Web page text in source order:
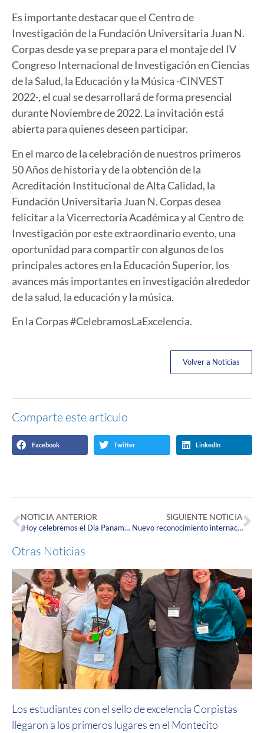
Es importante destacar que el Centro de
Investigación de la Fundación Universitaria Juan N.
Corpas desde ya se prepara para el montaje del IV
Congreso Internacional de Investigación en Ciencias
de la Salud, la Educación y la Música -CINVEST
2022-, el cual se desarrollará de forma presencial
durante Noviembre de 2022. La invitación está
abierta para quienes deseen participar.
En el marco de la celebración de nuestros primeros
50 Años de historia y de la obtención de la
Acreditación Institucional de Alta Calidad, la
Fundación Universitaria Juan N. Corpas desea
felicitar a la Vicerrectoría Académica y al Centro de
Investigación por este extraordinario evento, una
oportunidad para compartir con algunos de los
principales actores en la Educación Superior, los
avances más importantes en investigación alrededor
de la salud, la educación y la música.
En la Corpas #CelebramosLaExcelencia.
Volver a Noticias
Comparte este artículo
Facebook Twitter LinkedIn
NOTICIA ANTERIOR
¡Hoy celebremos el Día Panamericano del Médico!
SIGUIENTE NOTICIA
Nuevo reconocimiento internacional para el Observatorio Interuniversitario de Salud Pública (OISP) de la Corpas.
Otras Noticias
Los estudiantes con el sello de excelencia Corpistas
llegaron a los primeros lugares en el Montecito